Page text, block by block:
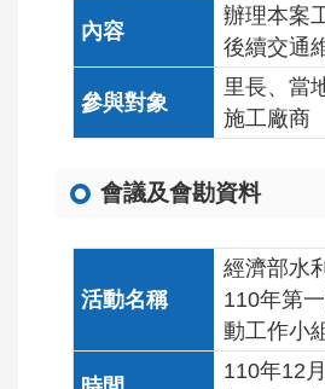
辦理本案
後續交通
里長、當
施工廠商
會議及會勘資料
經濟部水
110年第
動工作小
110年12